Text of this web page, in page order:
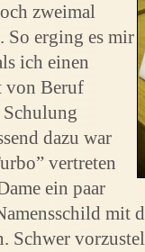
zweimal
So erging es mir
ich einen
von Beruf
dazu war
vertreten
ein paar
mit
Schwer